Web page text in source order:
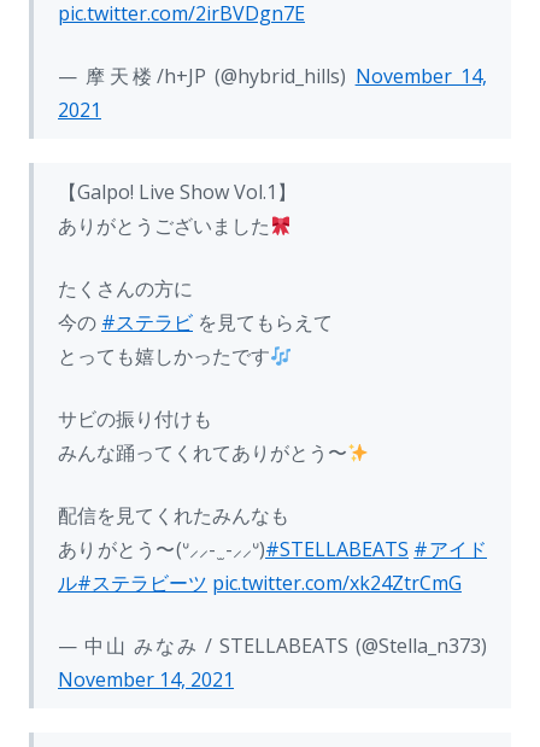
pic.twitter.com/2irBVDgn7E
— 摩天楼/h+JP (@hybrid_hills) November 14,
2021
【Galpo! Live Show Vol.1】
ありがとうございました
たくさんの方に
今の #ステラビ を見てもらえて
とっても嬉しかったです
サビの振り付けも
みんな踊ってくれてありがとう〜
配信を見てくれたみんなも
ありがとう〜(ᐡ⸝⸝- ̫ -⸝⸝ᐡ)#STELLABEATS #アイド
ル#ステラビーツ pic.twitter.com/xk24ZtrCmG
— 中山 みなみ / STELLABEATS (@Stella_n373)
November 14, 2021